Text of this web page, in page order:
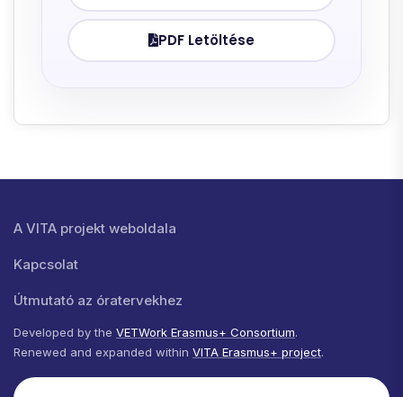
PDF Letöltése
Lábléc menü
A VITA projekt weboldala
Kapcsolat
Útmutató az óratervekhez
Developed by the VETWork Erasmus+ Consortium.
Renewed and expanded within VITA Erasmus+ project.